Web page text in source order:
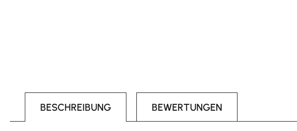
BESCHREIBUNG BEWERTUNGEN